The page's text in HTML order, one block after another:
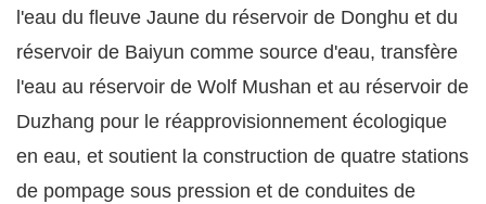
l'eau du fleuve Jaune du réservoir de Donghu et du
réservoir de Baiyun comme source d'eau, transfère
l'eau au réservoir de Wolf Mushan et au réservoir de
Duzhang pour le réapprovisionnement écologique
en eau, et soutient la construction de quatre stations
de pompage sous pression et de conduites de